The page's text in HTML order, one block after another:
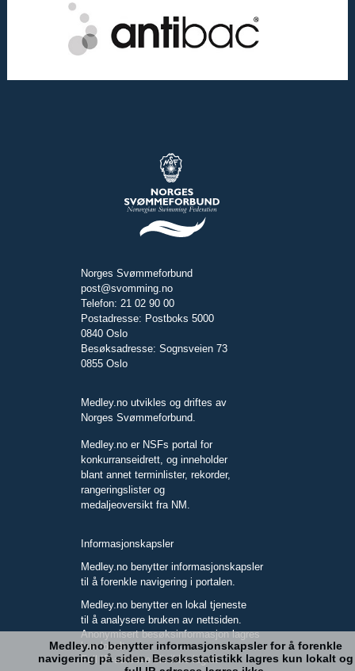
Norges Svømmeforbund
post@svomming.no
Telefon: 21 02 90 00
Postadresse: Postboks 5000
0840 Oslo
Besøksadresse: Sognsveien 73
0855 Oslo
Medley.no utvikles og driftes av
Norges Svømmeforbund.
Medley.no er NSFs portal for
konkurranseidrett, og inneholder
blant annet terminlister, rekorder,
rangeringslister og
medaljeoversikt fra NM.
Informasjonskapsler
Medley.no benytter informasjonskapsler
til å forenkle navigering i portalen.
Medley.no benytter en lokal tjeneste
til å analysere bruken av nettsiden.
Anonymisert besøksinformasjon lagres
kun lokalt.
Full IP-adresse blir ikke lagret.
Medley.no benytter informasjonskapsler for å forenkle
navigering på siden. Besøksstatistikk lagres kun lokalt og